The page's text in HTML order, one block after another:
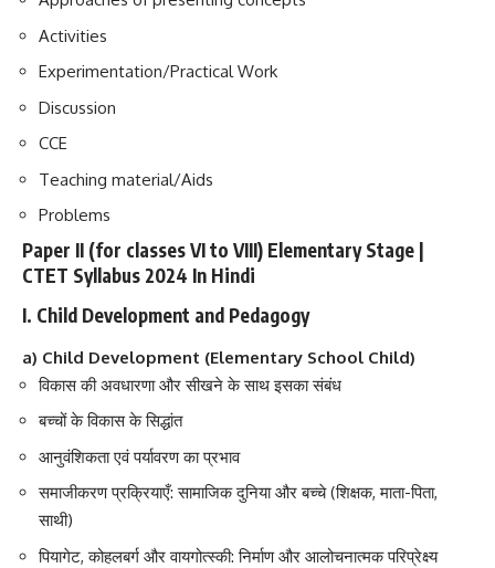
Activities
Experimentation/Practical Work
Discussion
CCE
Teaching material/Aids
Problems
Paper II (for classes VI to VIII) Elementary Stage |
CTET Syllabus 2024 In Hindi
I. Child Development and Pedagogy
a) Child Development (Elementary School Child)
विकास की अवधारणा और सीखने के साथ इसका संबंध
बच्चों के विकास के सिद्धांत
आनुवंशिकता एवं पर्यावरण का प्रभाव
समाजीकरण प्रक्रियाएँ: सामाजिक दुनिया और बच्चे (शिक्षक, माता-पिता,
साथी)
पियागेट, कोहलबर्ग और वायगोत्स्की: निर्माण और आलोचनात्मक परिप्रेक्ष्य